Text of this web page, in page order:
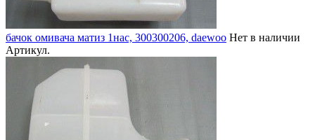
бачок омивача матиз 1нас, 300300206, daewoo Нет в наличии
Артикул.